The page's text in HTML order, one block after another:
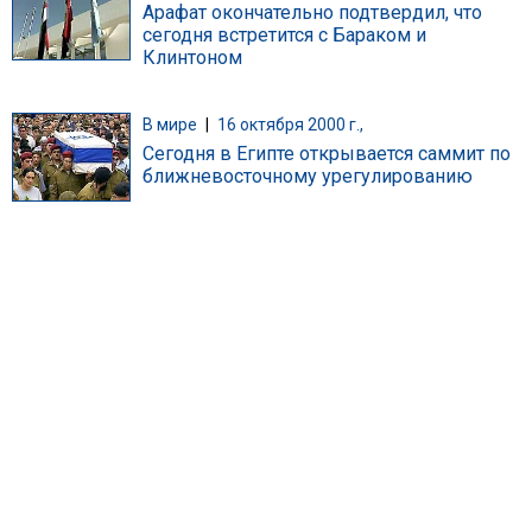
Арафат окончательно подтвердил, что
сегодня встретится с Бараком и
Клинтоном
В мире 16 октября 2000 г.,
Сегодня в Египте открывается саммит по
ближневосточному урегулированию